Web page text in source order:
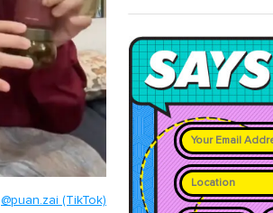
@puan.zai (TikTok)